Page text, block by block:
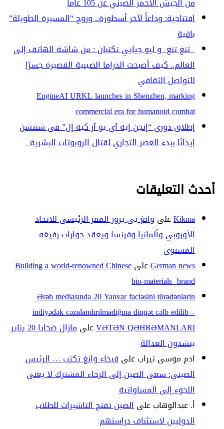
افتتاحية: وداعاً لآخر أسطورة.. وروح “المسيرة الطويلة”
باقية
تنغ تنغ و ليو جيايي تكتبان : من شاشة الهاتف إلى
العالم.. كيف أصبحت الدراما الصينية القصيرة جسرًا
للتواصل الثقافي
EngineAI URKL launches in Shenzhen, marking
commercial era for humanoid combat
إطلاق دوري “إنجن إيه آي يو آر كيه إل” في شنتشن
إيذانًا ببدء العصر التجاري لقتال الروبوتات البشرية
أحدث التعليقات
Kikmaعلى وانغ يي يزور المقر الرئيسي للاتحاد
الأوروبي وألمانيا وفرنسا ويعقد حوارات رفيعَة
المستوى
German newsعلىBuilding a world-renowned Chinese
bio-materials brand
Ərəb mediasında 20 Yanvar faciəsini törədənlərin
indiyədək cəzalandırılmadığına diqqət cəlb edilib –
VƏTƏN QƏHRƏMANLARIعلى
مازال ضحايا 20 يناير
ينشدون العدالة
ادم موسى تيرابعلىفيحاء وانغ تكتب … الرئيس
الصيني: سعي الصين إلى الرخاء المشترك لا يعني
اللجوء إلى المساواتية
أ. عبدالوهابعلىالصين تفتح التاشيرات للطلاب
الدوليين لاستئناف دراستهم